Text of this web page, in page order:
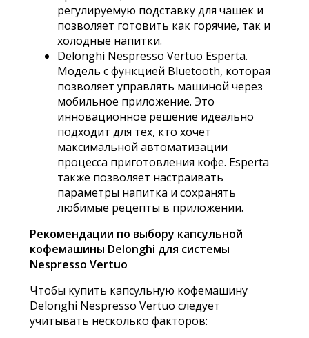
регулируемую подставку для чашек и
позволяет готовить как горячие, так и
холодные напитки.
Delonghi Nespresso Vertuo Esperta.
Модель с функцией Bluetooth, которая
позволяет управлять машиной через
мобильное приложение. Это
инновационное решение идеально
подходит для тех, кто хочет
максимальной автоматизации
процесса приготовления кофе. Esperta
также позволяет настраивать
параметры напитка и сохранять
любимые рецепты в приложении.
Рекомендации по выбору капсульной
кофемашины Delonghi для системы
Nespresso Vertuo
Чтобы купить капсульную кофемашину
Delonghi Nespresso Vertuo следует
учитывать несколько факторов: